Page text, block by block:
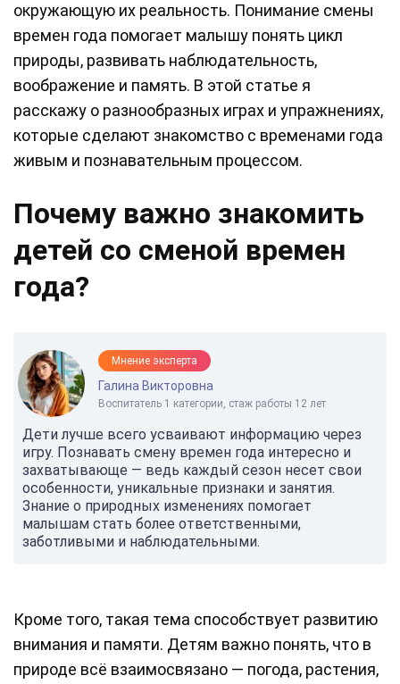
окружающую их реальность. Понимание смены
времен года помогает малышу понять цикл
природы, развивать наблюдательность,
воображение и память. В этой статье я
расскажу о разнообразных играх и упражнениях,
которые сделают знакомство с временами года
живым и познавательным процессом.
Почему важно знакомить
детей со сменой времен
года?
Мнение эксперта
Галина Викторовна
Воспитатель 1 категории, стаж работы 12 лет
Дети лучше всего усваивают информацию через
игру. Познавать смену времен года интересно и
захватывающе — ведь каждый сезон несет свои
особенности, уникальные признаки и занятия.
Знание о природных изменениях помогает
малышам стать более ответственными,
заботливыми и наблюдательными.
Кроме того, такая тема способствует развитию
внимания и памяти. Детям важно понять, что в
природе всё взаимосвязано — погода, растения,